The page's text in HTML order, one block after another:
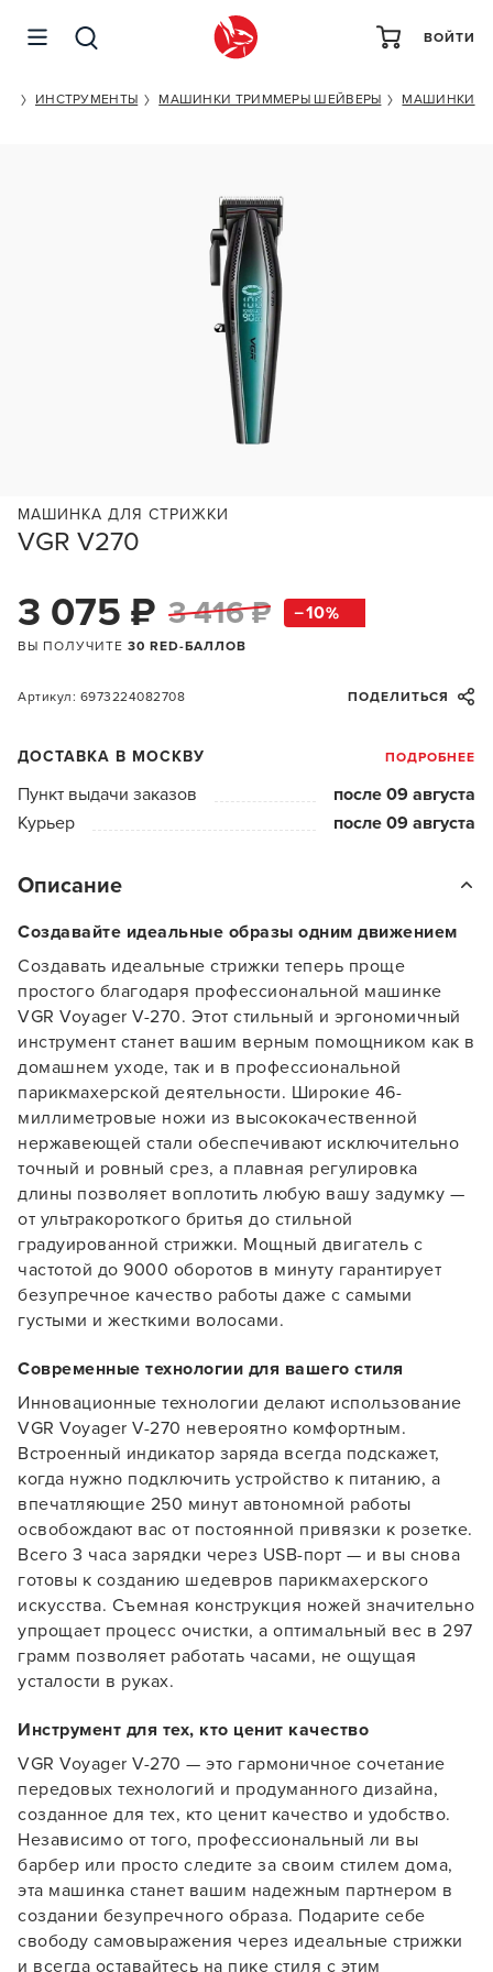
ВОЙТИ
ИНСТРУМЕНТЫ МАШИНКИ ТРИММЕРЫ ШЕЙВЕРЫ МАШИНКИ
VGR V270
МАШИНКА ДЛЯ СТРИЖКИ
3 075 ₽ 3 416 ₽ 10
ВЫ ПОЛУЧИТЕ 30 RED-БАЛЛОВ
Артикул: 6973224082708 ПОДЕЛИТЬСЯ
ДОСТАВКА В МОСКВУ ПОДРОБНЕЕ
Пункт выдачи заказов
после 09 августа
Курьер
после 09 августа
Описание
Создавайте идеальные образы одним движением
Создавать идеальные стрижки теперь проще
простого благодаря профессиональной машинке
VGR Voyager V-270. Этот стильный и эргономичный
инструмент станет вашим верным помощником как в
домашнем уходе, так и в профессиональной
парикмахерской деятельности. Широкие 46-
миллиметровые ножи из высококачественной
нержавеющей стали обеспечивают исключительно
точный и ровный срез, а плавная регулировка
длины позволяет воплотить любую вашу задумку —
от ультракороткого бритья до стильной
градуированной стрижки. Мощный двигатель с
частотой до 9000 оборотов в минуту гарантирует
безупречное качество работы даже с самыми
густыми и жесткими волосами.
Современные технологии для вашего стиля
Инновационные технологии делают использование
VGR Voyager V-270 невероятно комфортным.
Встроенный индикатор заряда всегда подскажет,
когда нужно подключить устройство к питанию, а
впечатляющие 250 минут автономной работы
освобождают вас от постоянной привязки к розетке.
Всего 3 часа зарядки через USB-порт — и вы снова
готовы к созданию шедевров парикмахерского
искусства. Съемная конструкция ножей значительно
упрощает процесс очистки, а оптимальный вес в 297
грамм позволяет работать часами, не ощущая
усталости в руках.
Инструмент для тех, кто ценит качество
VGR Voyager V-270 — это гармоничное сочетание
передовых технологий и продуманного дизайна,
созданное для тех, кто ценит качество и удобство.
Независимо от того, профессиональный ли вы
барбер или просто следите за своим стилем дома,
эта машинка станет вашим надежным партнером в
создании безупречного образа. Подарите себе
свободу самовыражения через идеальные стрижки
и всегда оставайтесь на пике стиля с этим
Заяц–робот
В новом приложении RedHare Market для Android
смотреть товары и оформлять заказы — удобнее и
намного быстрее!
УСТАНОВИТЬ ИЗ GOOGLE PLAY
VGR V270